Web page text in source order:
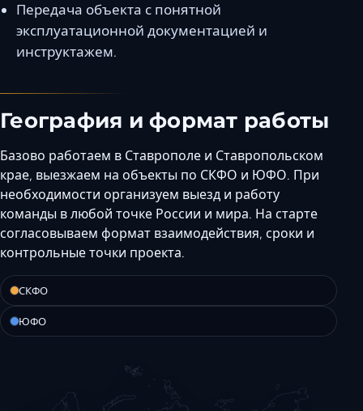
Передача объекта с понятной
эксплуатационной документацией и
инструктажем.
География и формат работы
Базово работаем в Ставрополе и Ставропольском
крае, выезжаем на объекты по СКФО и ЮФО. При
необходимости организуем выезд и работу
команды в любой точке России и мира. На старте
согласовываем формат взаимодействия, сроки и
контрольные точки проекта.
СКФО
ЮФО